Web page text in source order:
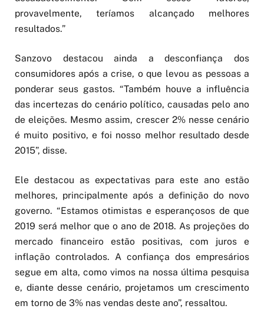
provavelmente, teríamos alcançado melhores
resultados.”
Sanzovo destacou ainda a desconfiança dos
consumidores após a crise, o que levou as pessoas a
ponderar seus gastos. “Também houve a influência
das incertezas do cenário político, causadas pelo ano
de eleições. Mesmo assim, crescer 2% nesse cenário
é muito positivo, e foi nosso melhor resultado desde
2015”, disse.
Ele destacou as expectativas para este ano estão
melhores, principalmente após a definição do novo
governo. “Estamos otimistas e esperançosos de que
2019 será melhor que o ano de 2018. As projeções do
mercado financeiro estão positivas, com juros e
inflação controlados. A confiança dos empresários
segue em alta, como vimos na nossa última pesquisa
e, diante desse cenário, projetamos um crescimento
em torno de 3% nas vendas deste ano”, ressaltou.